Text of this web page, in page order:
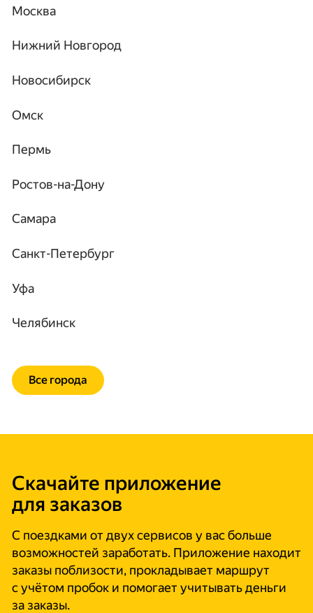
Москва
Нижний Новгород
Новосибирск
Омск
Пермь
Ростов-на-Дону
Самара
Санкт-Петербург
Уфа
Челябинск
Все города
Скачайте приложение
для заказов
С поездками от двух сервисов у вас больше
возможностей заработать. Приложение находит
заказы поблизости, прокладывает маршрут
с учётом пробок и помогает учитывать деньги
за заказы.